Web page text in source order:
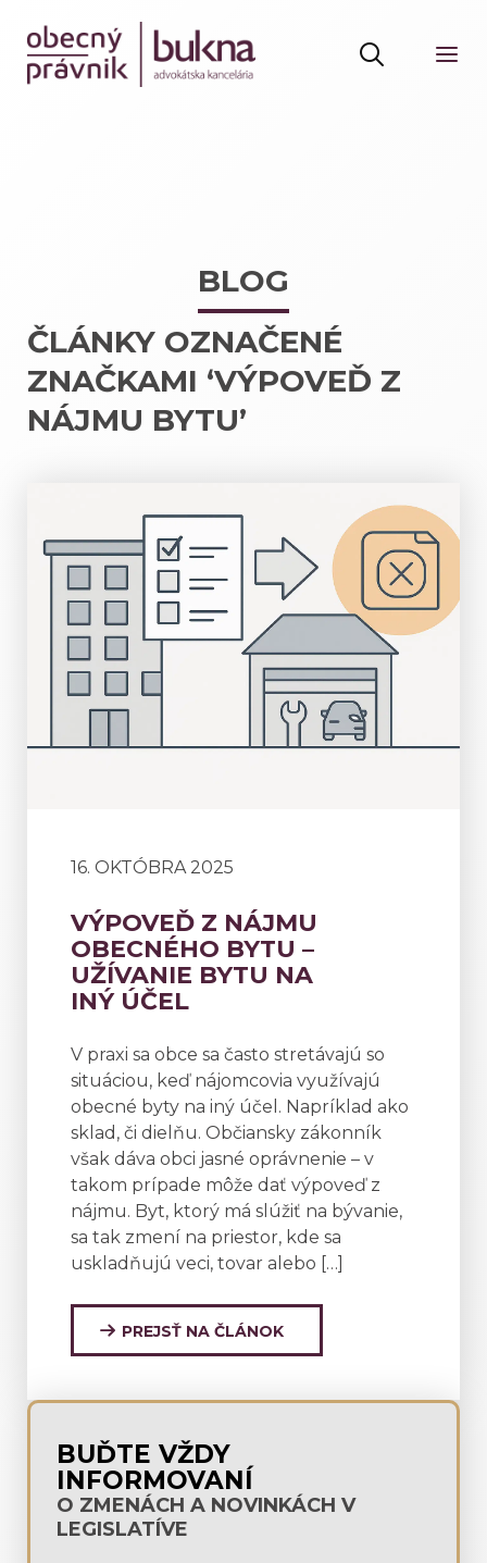
BLOG
ČLÁNKY OZNAČENÉ
ZNAČKAMI ‘VÝPOVEĎ Z
NÁJMU BYTU’
16. OKTÓBRA 2025
VÝPOVEĎ Z NÁJMU
OBECNÉHO BYTU –
UŽÍVANIE BYTU NA
INÝ ÚČEL
V praxi sa obce sa často stretávajú so
situáciou, keď nájomcovia využívajú
obecné byty na iný účel. Napríklad ako
sklad, či dielňu. Občiansky zákonník
však dáva obci jasné oprávnenie – v
takom prípade môže dať výpoveď z
nájmu. Byt, ktorý má slúžiť na bývanie,
sa tak zmení na priestor, kde sa
uskladňujú veci, tovar alebo […]
PREJSŤ NA ČLÁNOK
BUĎTE VŽDY
INFORMOVANÍ
O ZMENÁCH A NOVINKÁCH V
LEGISLATÍVE